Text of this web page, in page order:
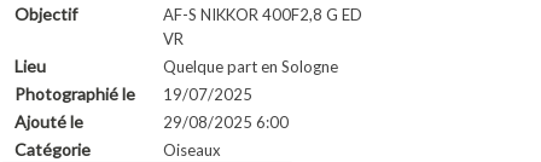
Objectif
AF-S NIKKOR 400F2,8 G ED
VR
Lieu Quelque part en Sologne
Photographié le 19/07/2025
Ajouté le 29/08/2025 6:00
Catégorie Oiseaux